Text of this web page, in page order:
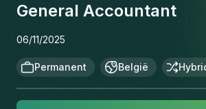
General Accountant
06/11/2025
Permanent België